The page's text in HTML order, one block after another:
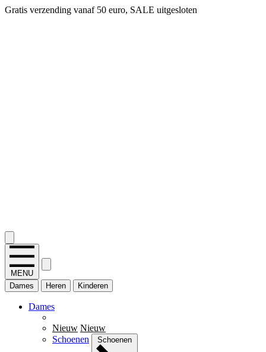
Gratis verzending vanaf 50 euro, SALE uitgesloten
MENU
Dames
Heren Kinderen
Dames
Nieuw Nieuw
Schoenen
Schoenen